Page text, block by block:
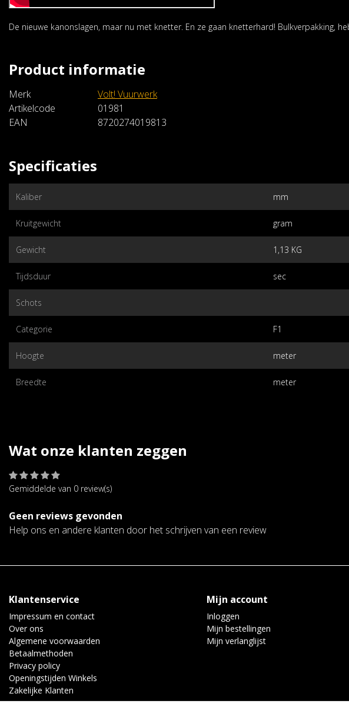
De nieuwe kanonslagen, maar nu met knetter. En ze gaan knetterhard! Bulkverpakking,
Product informatie
Merk
Volt! Vuurwerk
Artikelcode
01981
EAN
8720274019813
Specificaties
Kaliber mm
Kruitgewicht gram
Gewicht 1,13 KG
Tijdsduur sec
Schots
Categorie F1
Hoogte meter
Breedte meter
True Color Starz
Wat onze klanten zeggen
Gemiddelde van 0 review(s)
Geen reviews gevonden
Help ons en andere klanten door het schrijven van een review
Klantenservice
Impressum en contact
Over ons
Algemene voorwaarden
Betaalmethoden
Privacy policy
Openingstijden Winkels
Zakelijke Klanten
Mijn account
Inloggen
Mijn bestellingen
Mijn verlanglijst